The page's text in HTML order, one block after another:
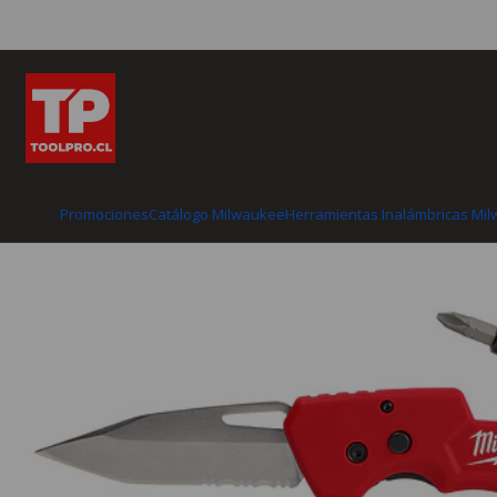
PromocionesCatálogo MilwaukeeHerramientas Inalámbricas